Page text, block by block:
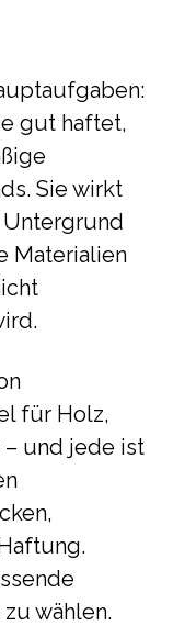
gut haftet,
Sie wirkt
Materialien
für Holz,
und jede ist
wählen.